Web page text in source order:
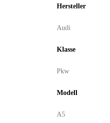
Hersteller
Audi
Klasse
Pkw
Modell
A5